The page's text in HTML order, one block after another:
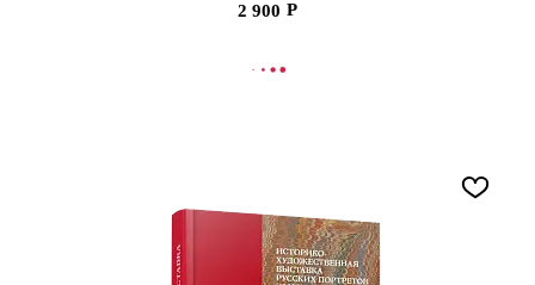
2 900
В КОРЗИНУ